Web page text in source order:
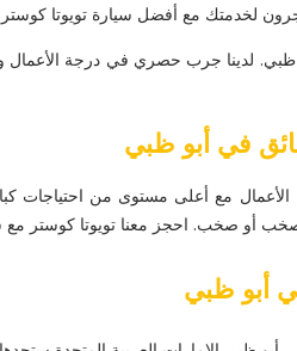
لخدمتك مع أفضل سيارة تويوتا كوستر
في أبو ظبي
مع أعلى مستوى من احتياجات
أو صخب. احجز معنا تويوتا كوستر مع
أبو ظبي